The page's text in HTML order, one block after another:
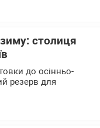
зиму: столиця
до осінньо-
резерв для